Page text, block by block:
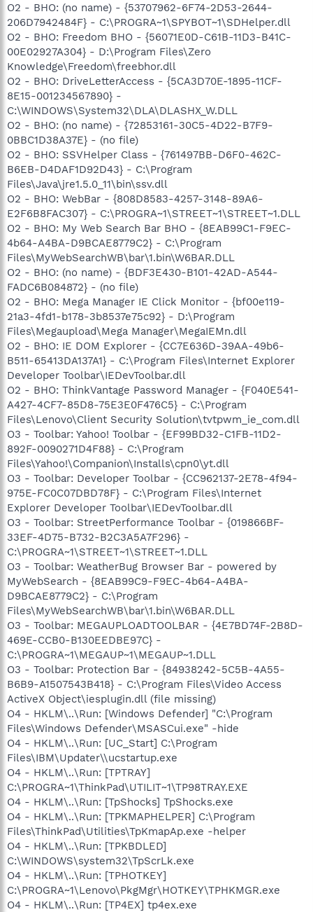
O2 - BHO: (no name) - {53707962-6F74-2D53-2644-
206D7942484F} - C:\PROGRA~1\SPYBOT~1\SDHelper.dll
O2 - BHO: Freedom BHO - {56071E0D-C61B-11D3-B41C-
00E02927A304} - D:\Program Files\Zero
Knowledge\Freedom\freebhor.dll
O2 - BHO: DriveLetterAccess - {5CA3D70E-1895-11CF-
8E15-001234567890} -
C:\WINDOWS\System32\DLA\DLASHX_W.DLL
O2 - BHO: (no name) - {72853161-30C5-4D22-B7F9-
0BBC1D38A37E} - (no file)
O2 - BHO: SSVHelper Class - {761497BB-D6F0-462C-
B6EB-D4DAF1D92D43} - C:\Program
Files\Java\jre1.5.0_11\bin\ssv.dll
O2 - BHO: WebBar - {808D8583-4257-3148-89A6-
E2F6B8FAC307} - C:\PROGRA~1\STREET~1\STREET~1.DLL
O2 - BHO: My Web Search Bar BHO - {8EAB99C1-F9EC-
4b64-A4BA-D9BCAE8779C2} - C:\Program
Files\MyWebSearchWB\bar\1.bin\W6BAR.DLL
O2 - BHO: (no name) - {BDF3E430-B101-42AD-A544-
FADC6B084872} - (no file)
O2 - BHO: Mega Manager IE Click Monitor - {bf00e119-
21a3-4fd1-b178-3b8537e75c92} - D:\Program
Files\Megaupload\Mega Manager\MegaIEMn.dll
O2 - BHO: IE DOM Explorer - {CC7E636D-39AA-49b6-
B511-65413DA137A1} - C:\Program Files\Internet Explorer
Developer Toolbar\IEDevToolbar.dll
O2 - BHO: ThinkVantage Password Manager - {F040E541-
A427-4CF7-85D8-75E3E0F476C5} - C:\Program
Files\Lenovo\Client Security Solution\tvtpwm_ie_com.dll
O3 - Toolbar: Yahoo! Toolbar - {EF99BD32-C1FB-11D2-
892F-0090271D4F88} - C:\Program
Files\Yahoo!\Companion\Installs\cpn0\yt.dll
O3 - Toolbar: Developer Toolbar - {CC962137-2E78-4f94-
975E-FC0C07DBD78F} - C:\Program Files\Internet
Explorer Developer Toolbar\IEDevToolbar.dll
O3 - Toolbar: StreetPerformance Toolbar - {019866BF-
33EF-4D75-B732-B2C3A5A7F296} -
C:\PROGRA~1\STREET~1\STREET~1.DLL
O3 - Toolbar: WeatherBug Browser Bar - powered by
MyWebSearch - {8EAB99C9-F9EC-4b64-A4BA-
D9BCAE8779C2} - C:\Program
Files\MyWebSearchWB\bar\1.bin\W6BAR.DLL
O3 - Toolbar: MEGAUPLOADTOOLBAR - {4E7BD74F-2B8D-
469E-CCB0-B130EEDBE97C} -
C:\PROGRA~1\MEGAUP~1\MEGAUP~1.DLL
O3 - Toolbar: Protection Bar - {84938242-5C5B-4A55-
B6B9-A1507543B418} - C:\Program Files\Video Access
ActiveX Object\iesplugin.dll (file missing)
O4 - HKLM\..\Run: [Windows Defender] "C:\Program
Files\Windows Defender\MSASCui.exe" -hide
O4 - HKLM\..\Run: [UC_Start] C:\Program
Files\IBM\Updater\\ucstartup.exe
O4 - HKLM\..\Run: [TPTRAY]
C:\PROGRA~1\ThinkPad\UTILIT~1\TP98TRAY.EXE
O4 - HKLM\..\Run: [TpShocks] TpShocks.exe
O4 - HKLM\..\Run: [TPKMAPHELPER] C:\Program
Files\ThinkPad\Utilities\TpKmapAp.exe -helper
O4 - HKLM\..\Run: [TPKBDLED]
C:\WINDOWS\system32\TpScrLk.exe
O4 - HKLM\..\Run: [TPHOTKEY]
C:\PROGRA~1\Lenovo\PkgMgr\HOTKEY\TPHKMGR.exe
O4 - HKLM\..\Run: [TP4EX] tp4ex.exe